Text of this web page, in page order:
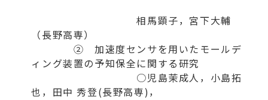
相馬顕子，宮下大輔
（長野高専）
② 加速度センサを用いたモールデ
ィング装置の予知保全に関する研究
○児島茉成人，小島拓
也，田中 秀登(長野高専)，